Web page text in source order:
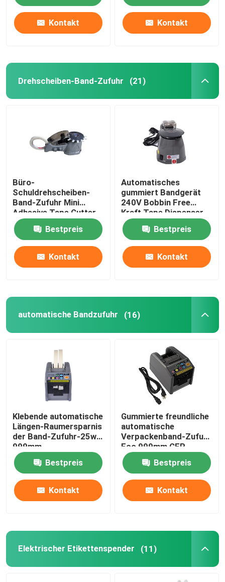
Produkte
Über uns
Fabrik-Ausflug
Treten Sie mit uns in Verbindung
Nachrichten
Elektrische Band-Zufuhr
Drehscheiben-Band-Zufuhr
automatische Bandzufuhr
Elektrischer Etikettenspender
Kontakt Kontakt
Drehscheiben-Band-Zufuhr (21)
Büro-
Schuldrehscheiben-
Band-Zufuhr Mini
Adhesive Tape Cutter
Bestpreis
Kontakt
Automatisches
gummiert Bandgerät
240V Bobbin Free
Kraft Tape Dispenser
Bestpreis
Kontakt
automatische Bandzufuhr (16)
Klebende automatische
Längen-Raumersparnis
der Band-Zufuhr-25w
999mm
Bestpreis
Kontakt
Gummierte freundliche
automatische
Verpackenband-Zufuhr
Eco 999mm CER
Bestpreis
Kontakt
Elektrischer Etikettenspender (11)